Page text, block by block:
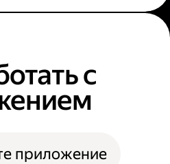
с
приложение